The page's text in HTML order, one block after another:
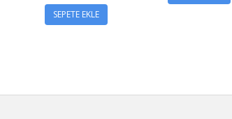
SEPETE EKLE